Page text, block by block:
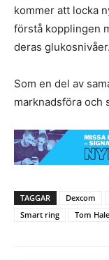
kommer att locka
förstå kopplingen
deras
Som en del av
marknadsföra och
TAGGAR Dexcom
Smart ring
Tom Hale